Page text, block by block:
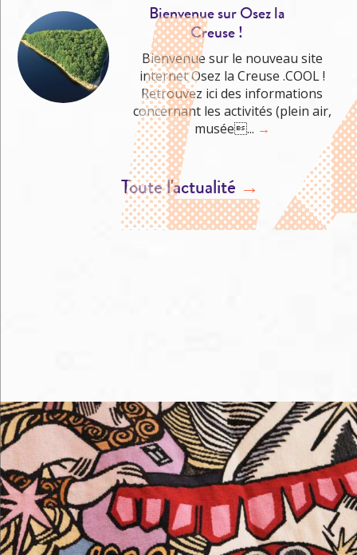
Bienvenue sur Osez la
Creuse !
Bienvenue sur le nouveau site
internet Osez la Creuse .COOL !
Retrouvez ici des informations
concernant les activités (plein air,
musée... →
Toute l'actualité →
Me loger